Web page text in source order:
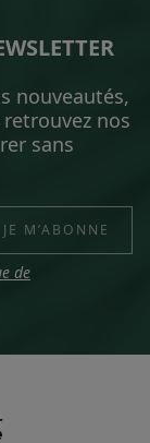
nouveautés,
nos
sans
de